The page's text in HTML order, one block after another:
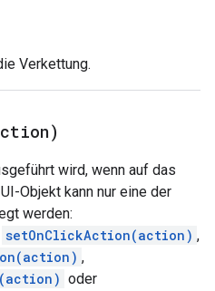
Verkettung.
wird, wenn auf das
Objekt kann nur eine der
werden:
setOnClickAction(action) ,
,
oder